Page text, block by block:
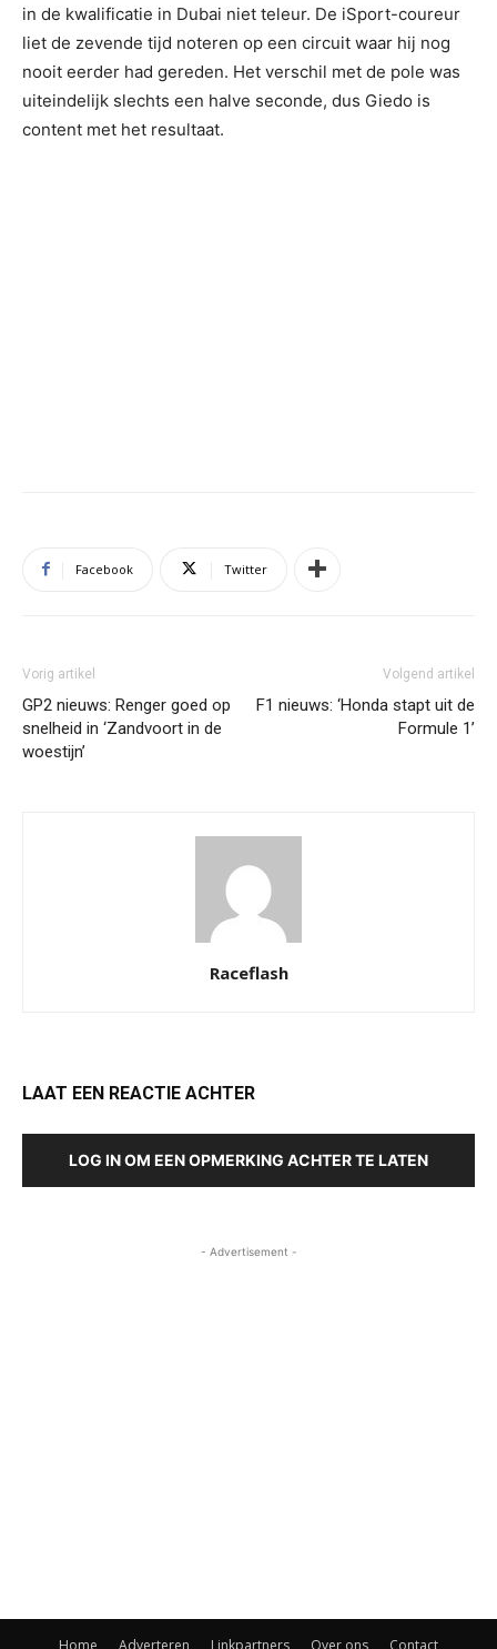
in de kwalificatie in Dubai niet teleur. De iSport-coureur
liet de zevende tijd noteren op een circuit waar hij nog
nooit eerder had gereden. Het verschil met de pole was
uiteindelijk slechts een halve seconde, dus Giedo is
content met het resultaat.
Facebook Twitter
Vorig artikel
GP2 nieuws: Renger goed op
snelheid in ‘Zandvoort in de
woestijn’
Volgend artikel
F1 nieuws: ‘Honda stapt uit de
Formule 1’
Raceflash
LAAT EEN REACTIE ACHTER
LOG IN OM EEN OPMERKING ACHTER TE LATEN
- Advertisement -
Home Adverteren Linkpartners Over ons Contact